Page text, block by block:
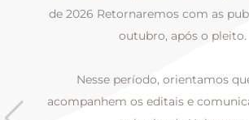
de 2026 Retornaremos com as
outubro, após o pleito.
Nesse período, orientamos
acompanhem os editais e